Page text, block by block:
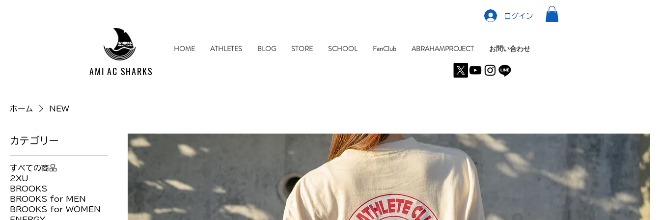
ログイン
HOME ATHLETES BLOG STORE SCHOOL FanClub ABRAHAMPROJECT お問い合わせ
AMI AC SHARKS
ホーム NEW
カテゴリー
すべての商品
2XU
BROOKS
BROOKS for MEN
BROOKS for WOMEN